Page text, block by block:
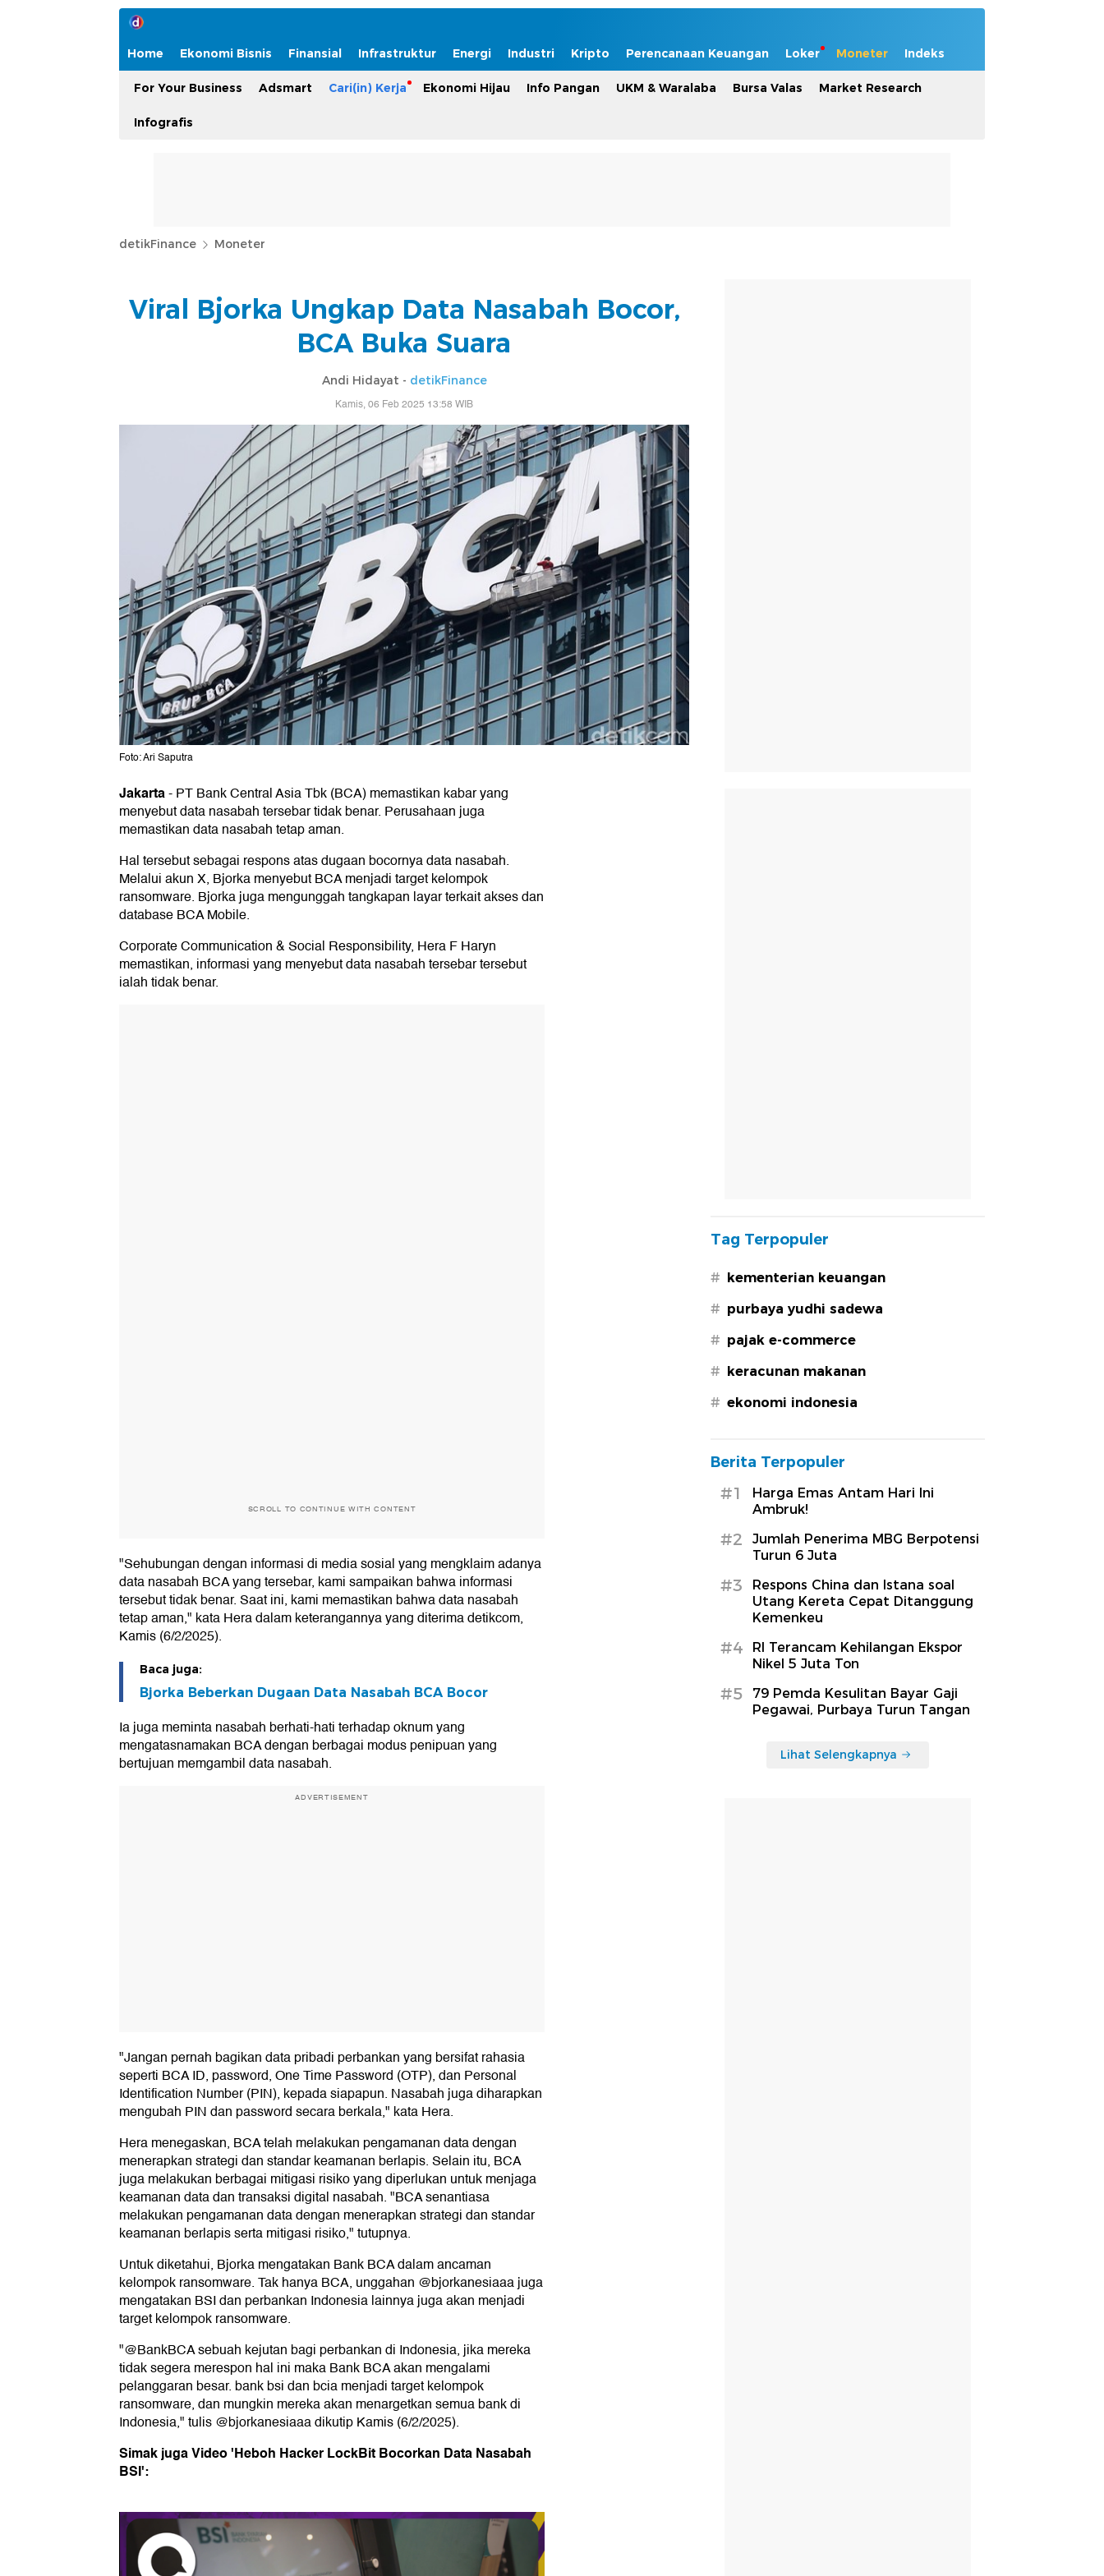
Home Ekonomi Bisnis Finansial Infrastruktur Energi Industri Kripto Perencanaan Keuangan Loker Moneter Indeks
For Your Business Adsmart Cari(in) Kerja Ekonomi Hijau Info Pangan UKM & Waralaba Bursa Valas Market Research
Infografis
detikFinance Moneter
Viral Bjorka Ungkap Data Nasabah Bocor,
BCA Buka Suara
Andi Hidayat - detikFinance
Kamis, 06 Feb 2025 13:58 WIB
Foto: Ari Saputra
Jakarta-PT Bank Central Asia Tbk (BCA) memastikan kabar yang
menyebut data nasabah tersebar tidak benar. Perusahaan juga
memastikan data nasabah tetap aman.
Hal tersebut sebagai respons atas dugaan bocornya data nasabah.
Melalui akun X, Bjorka menyebut BCA menjadi target kelompok
ransomware. Bjorka juga mengunggah tangkapan layar terkait akses dan
database BCA Mobile.
Corporate Communication & Social Responsibility, Hera F Haryn
memastikan, informasi yang menyebut data nasabah tersebar tersebut
ialah tidak benar.
SCROLL TO CONTINUE WITH CONTENT
"Sehubungan dengan informasi di media sosial yang mengklaim adanya
data nasabah BCA yang tersebar, kami sampaikan bahwa informasi
tersebut tidak benar. Saat ini, kami memastikan bahwa data nasabah
tetap aman," kata Hera dalam keterangannya yang diterima detikcom,
Kamis (6/2/2025).
Baca juga:
Bjorka Beberkan Dugaan Data Nasabah BCA Bocor
Ia juga meminta nasabah berhati-hati terhadap oknum yang
mengatasnamakan BCA dengan berbagai modus penipuan yang
bertujuan memgambil data nasabah.
ADVERTISEMENT
"Jangan pernah bagikan data pribadi perbankan yang bersifat rahasia
seperti BCA ID, password, One Time Password (OTP), dan Personal
Identification Number (PIN), kepada siapapun. Nasabah juga diharapkan
mengubah PIN dan password secara berkala," kata Hera.
Hera menegaskan, BCA telah melakukan pengamanan data dengan
menerapkan strategi dan standar keamanan berlapis. Selain itu, BCA
juga melakukan berbagai mitigasi risiko yang diperlukan untuk menjaga
keamanan data dan transaksi digital nasabah. "BCA senantiasa
melakukan pengamanan data dengan menerapkan strategi dan standar
keamanan berlapis serta mitigasi risiko," tutupnya.
Untuk diketahui, Bjorka mengatakan Bank BCA dalam ancaman
kelompok ransomware. Tak hanya BCA, unggahan @bjorkanesiaaa juga
mengatakan BSI dan perbankan Indonesia lainnya juga akan menjadi
target kelompok ransomware.
"@BankBCA sebuah kejutan bagi perbankan di Indonesia, jika mereka
tidak segera merespon hal ini maka Bank BCA akan mengalami
pelanggaran besar. bank bsi dan bcia menjadi target kelompok
ransomware, dan mungkin mereka akan menargetkan semua bank di
Indonesia," tulis @bjorkanesiaaa dikutip Kamis (6/2/2025).
Simak juga Video 'Heboh Hacker LockBit Bocorkan Data Nasabah
BSI':
Tag Terpopuler
# kementerian keuangan
# purbaya yudhi sadewa
# pajak e-commerce
# keracunan makanan
# ekonomi indonesia
Berita Terpopuler
#1
Harga Emas Antam Hari Ini
Ambruk!
#2
Jumlah Penerima MBG Berpotensi
Turun 6 Juta
#3
Respons China dan Istana soal
Utang Kereta Cepat Ditanggung
Kemenkeu
#4
RI Terancam Kehilangan Ekspor
Nikel 5 Juta Ton
#5
79 Pemda Kesulitan Bayar Gaji
Pegawai, Purbaya Turun Tangan
Lihat Selengkapnya